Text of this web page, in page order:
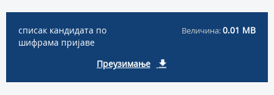
списак кандидата по
шифрама пријаве
Величина:0.01 MB
Преузимање